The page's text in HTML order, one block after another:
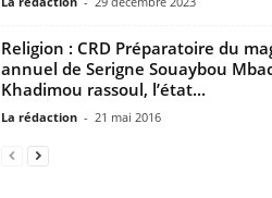
Religion : CRD Préparatoire du
annuel de Serigne Souaybou
Khadimou rassoul, l’état...
La rédaction - 21 mai 2016